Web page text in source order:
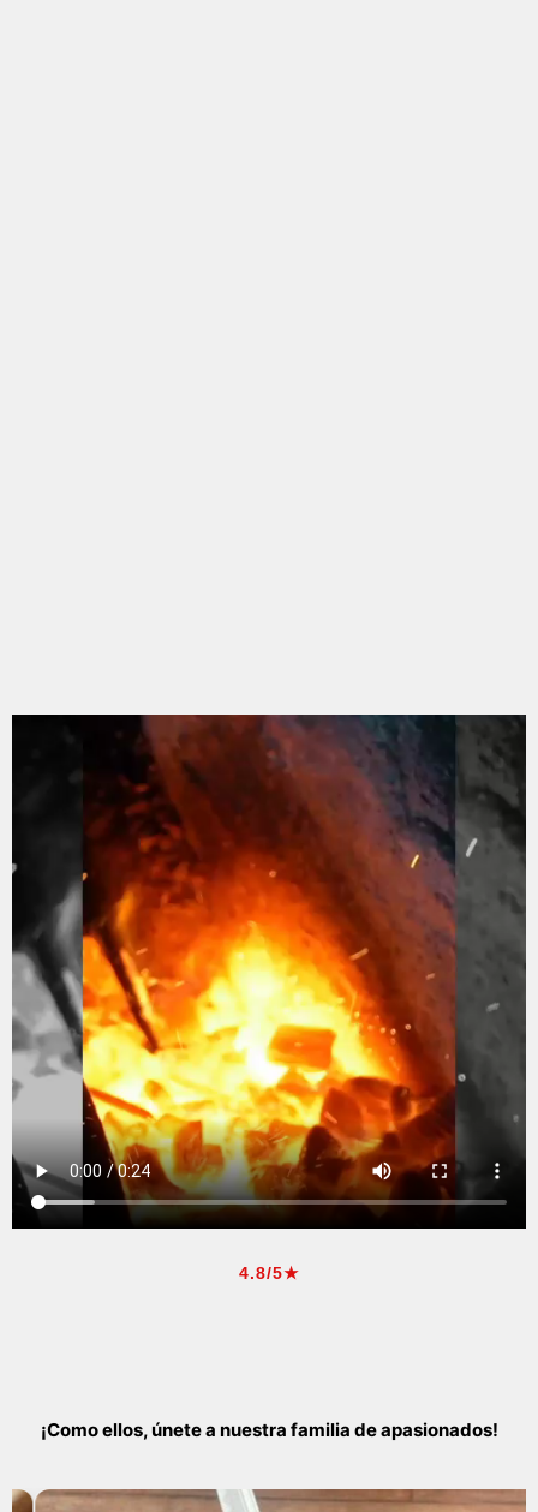
4.8/5★
¡Como ellos, únete a nuestra familia de apasionados!